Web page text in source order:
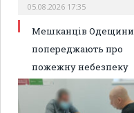
05.08.2026 17:35
Мешканців Одещини
попереджають про
пожежну небезпеку